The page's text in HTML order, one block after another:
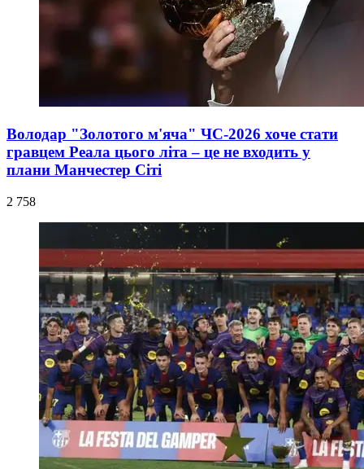
Володар "Золотого м'яча" ЧС-2026 хоче стати
гравцем Реала цього літа – це не входить у
плани Манчестер Сіті
2 758